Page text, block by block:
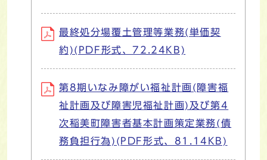
最終処分場覆土管理等業務(単価契
約)(PDF形式、72.24KB)
第8期いなみ障がい福祉計画(障害福
祉計画及び障害児福祉計画)及び第4
次稲美町障害者基本計画策定業務(債
務負担行為)(PDF形式、81.14KB)